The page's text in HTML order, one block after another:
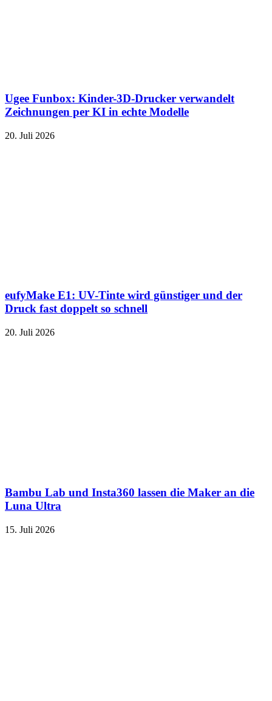
Ugee Funbox: Kinder-3D-Drucker verwandelt
Zeichnungen per KI in echte Modelle
20. Juli 2026
eufyMake E1: UV-Tinte wird günstiger und der
Druck fast doppelt so schnell
20. Juli 2026
Bambu Lab und Insta360 lassen die Maker an die
Luna Ultra
15. Juli 2026